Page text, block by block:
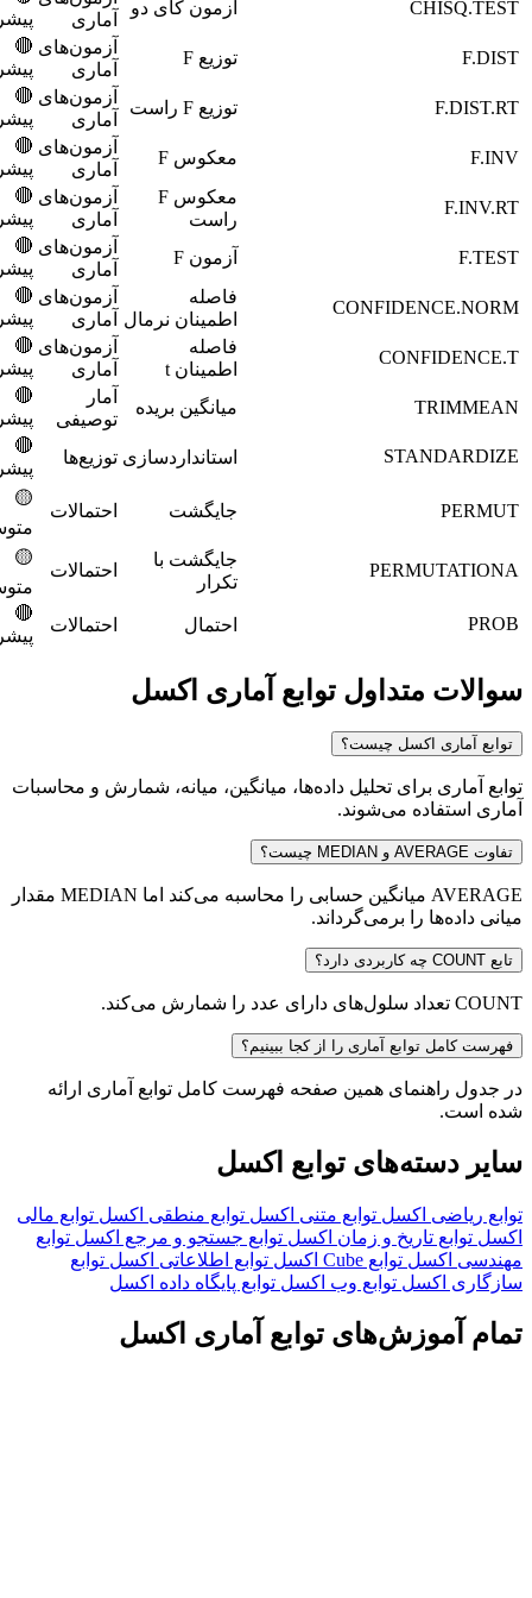
آزمون کای دو
آماری
پیشرفته
9500
آزمون‌های
آماری
🔴
پیشرفته
9600
آزمون‌های
آماری
🔴
پیشرفته
9700
آزمون‌های
آماری
🔴
پیشرفته
9800
آزمون‌های
آماری
🔴
پیشرفته
9900
آزمون‌های
آماری
🔴
پیشرفته
10000
فاصله
اطمینان نرمال
آزمون‌های
آماری
🔴
پیشرفته
10100
آزمون‌های
آماری
🔴
پیشرفته
10200
میانگین بریده
آمار
توصیفی
🔴
پیشرفته
10300
استانداردسازی توزیع‌ها
پیشرفته
10400
احتمالات
🟡
10500
احتمالات
🟡
10600
احتمالات
🔴
پیشرفته
10700
توابع آماری اکسل
اکسل چیست؟
برای تحلیل داده‌ها، میانگین، میانه، شمارش و محاسبات
می‌شوند.
AVERAGE میانگین حسابی را محاسبه می‌کند اما MEDIAN مقدار
را برمی‌گرداند.
آماری را از کجا ببینیم؟
همین صفحه فهرست کامل توابع آماری ارائه
توابع اکسل
اکسل توابع متنی اکسلتوابع منطقی اکسلتوابع مالی
تاریخ و زمان اکسل توابع جستجو و مرجع اکسل توابع
توابع Cube اکسل توابع اطلاعاتی اکسلتوابع
توابع وب اکسلتوابع پایگاه داده اکسل
توابع آماری اکسل